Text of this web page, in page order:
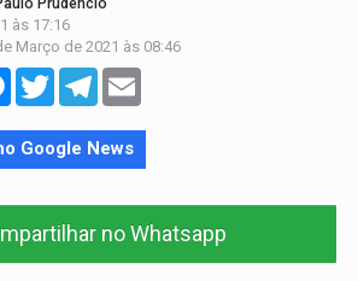
Prudêncio
às 17:16
Março de 2021 às 08:46
Messenger
TwitterTelegram
Google News
no Whatsapp